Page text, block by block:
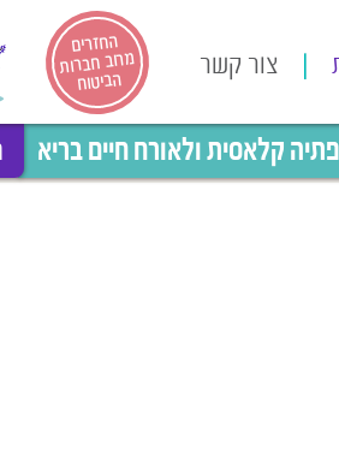
החזרים
מרוב חברות
הביטוח
צור קשר
קלאסית ולאורח חיים בריא